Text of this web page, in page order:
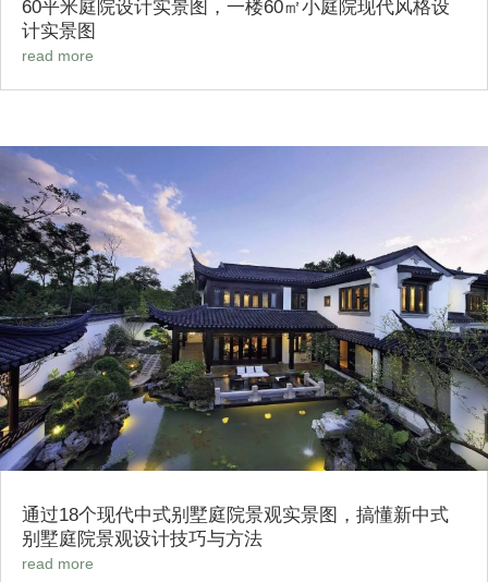
60平米庭院设计实景图，一楼60㎡小庭院现代风格设
计实景图
read more
通过18个现代中式别墅庭院景观实景图，搞懂新中式
别墅庭院景观设计技巧与方法
read more